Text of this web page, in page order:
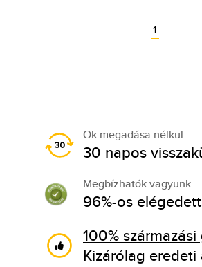
1
Ok megadása nélkül
30 napos
Megbízhatók vagyunk
96%-os
100%
Kizárólag eredeti